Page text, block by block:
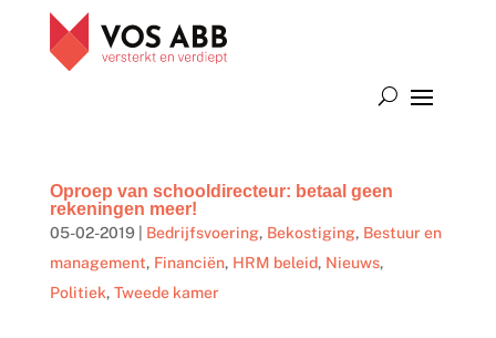
Oproep van schooldirecteur: betaal geen
rekeningen meer!
05-02-2019| Bedrijfsvoering, Bekostiging, Bestuur en
management, Financiën, HRM beleid, Nieuws,
Politiek, Tweede kamer